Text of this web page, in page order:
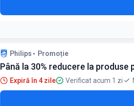
Philips Promoție
Până la 30% reducere la
Expiră în 4 zile Verificat acum 1 zi